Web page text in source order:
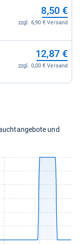
16,19 €
zzgl. 4,90 € Versand
8,50 €
zzgl. 6,90 € Versand
12,87 €
zzgl. 0,00 € Versand
und